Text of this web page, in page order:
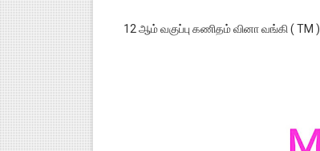
12 ஆம் வகுப்பு கணிதம் வினா வங்கி ( TM )